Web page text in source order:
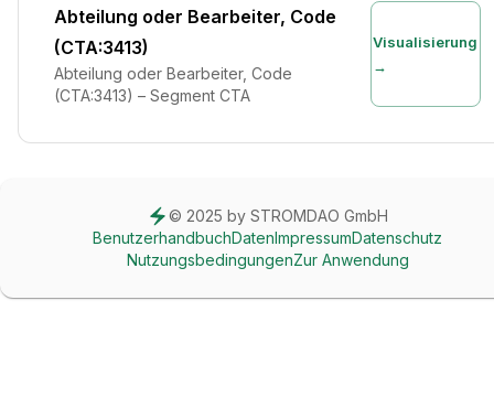
Abteilung oder Bearbeiter, Code
(CTA:3413)
Abteilung oder Bearbeiter, Code
(CTA:3413) – Segment CTA
Visualisierung
→
© 2025 by STROMDAO GmbH
BenutzerhandbuchDatenImpressumDatenschutz
NutzungsbedingungenZur Anwendung